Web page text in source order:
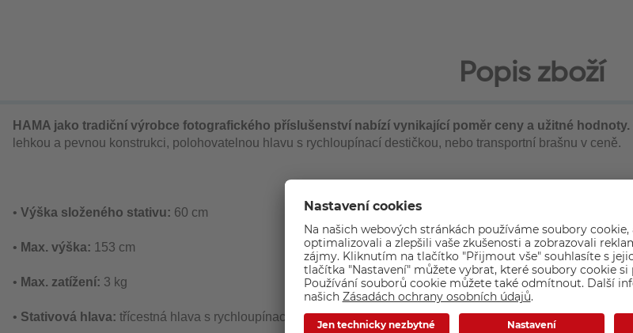
Popis zboží
HAMA jako tradiční výrobce fotografického příslušenství nabízí vynikající poměr ceny a užitné hodnoty.
lehkou a pevnou konstrukci, polohovatelnou hlavu s rychloupínací destičkou, nebo transportní brašnu v ceně.
• Výška složeného stativu: 60 cm
• Max. výška: 153 cm
• Max. zatížení: 3 kg
• Stativová hlava: třícestná hlava s rychloupínací destičkou